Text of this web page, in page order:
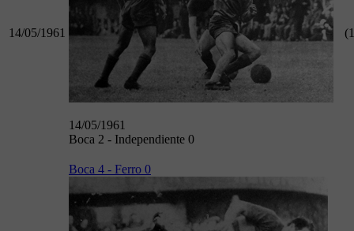
14/05/1961
14/05/1961
Boca 2 - Independiente 0
Boca 4 - Ferro 0